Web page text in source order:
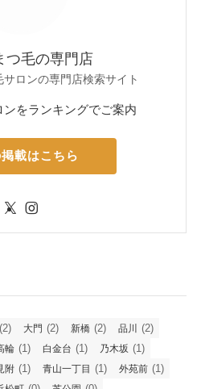
つ毛の専門店
ロンの専門店検索サイト
をランキングでご案内
載はこちら
(2) 大門 (2) 新橋 (2) 品川 (2)
輪 (1) 白金台 (1) 乃木坂 (1)
附 (1) 青山一丁目 (1) 外苑前 (1)